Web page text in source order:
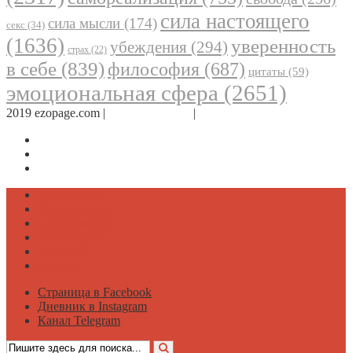
секс (34) сила мысли (174) сила настоящего
(1636) страх (22) убеждения (294) уверенность
в себе (839) философия (687) цитаты (59)
эмоциональная сфера (2651)
2019 ezopage.com | |
Страница в Facebook
Дневник в Instagram
Канал Telegram